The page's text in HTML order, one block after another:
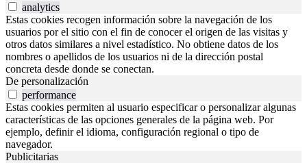
analytics
Estas cookies recogen información sobre la navegación de los
usuarios por el sitio con el fin de conocer el origen de las visitas y
otros datos similares a nivel estadístico. No obtiene datos de los
nombres o apellidos de los usuarios ni de la dirección postal
concreta desde donde se conectan.
De personalización
performance
Estas cookies permiten al usuario especificar o personalizar algunas
características de las opciones generales de la página web. Por
ejemplo, definir el idioma, configuración regional o tipo de
navegador.
Publicitarias